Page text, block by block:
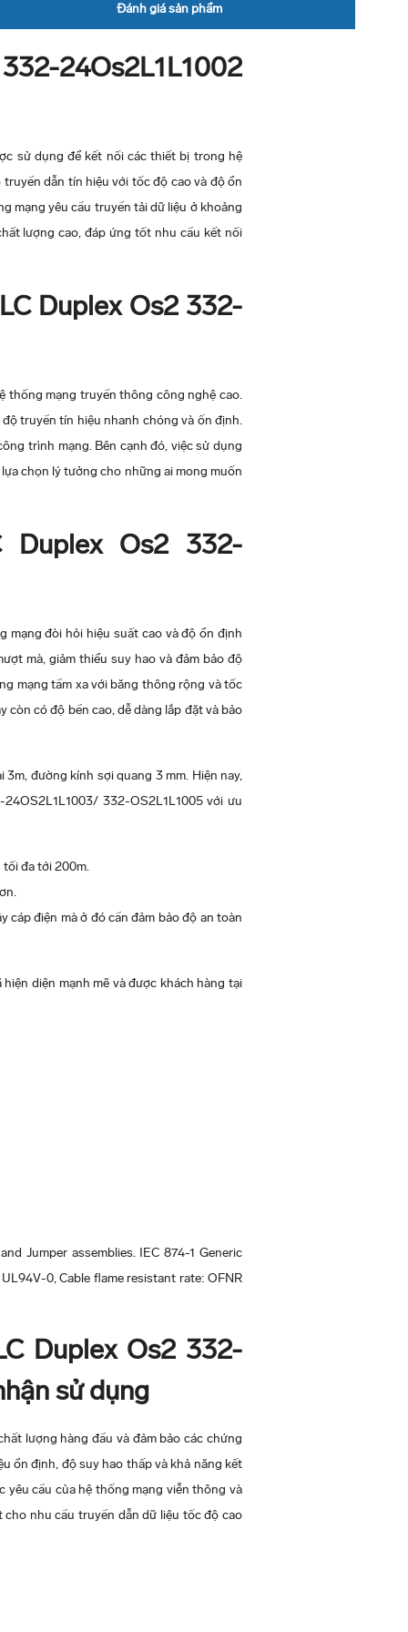
Đánh giá sản phẩm
24Os2L1L1002
sử dụng để kết nối các thiết bị trong hệ
dẫn tín hiệu với tốc độ cao và độ ổn
mạng yêu cầu truyền tải dữ liệu ở khoảng
lượng cao, đáp ứng tốt nhu cầu kết nối
Duplex Os2 332-
thống mạng truyền thông công nghệ cao.
truyền tín hiệu nhanh chóng và ốn định.
trình mạng. Bên cạnh đó, việc sử dụng
chọn lý tưởng cho những ai mong muốn
Duplex Os2 332-
mạng đòi hỏi hiệu suất cao và độ ổn định
mà, giảm thiểu suy hao và đảm bảo độ
mạng tầm xa với băng thông rộng và tốc
có độ bền cao, dễ dàng lắp đặt và bảo
đường kính sợi quang 3 mm. Hiện nay,
332-OS2L1L1005 với ưu
đa tới 200m.
cáp điện mà ở đó cần đảm bảo độ an toàn
diện mạnh mẽ và được khách hàng tại
Jumper assemblies. IEC 874-1 Generic
0, Cable flame resistant rate: OFNR
Duplex Os2 332-
sử dụng
lượng hàng đầu và đảm bảo các chứng
ổn định, độ suy hao thấp và khả năng kết
yêu cầu của hệ thống mạng viễn thông và
nhu cầu truyền dẫn dữ liệu tốc độ cao